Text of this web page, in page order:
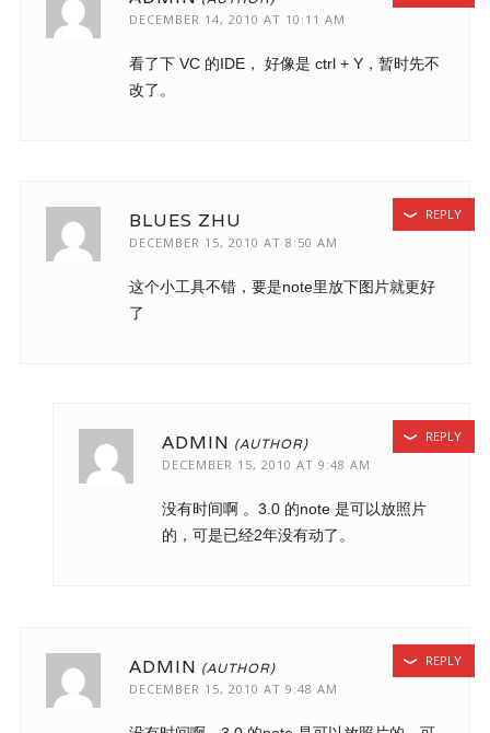
DECEMBER 14, 2010 AT 10:11 AM
看了下 VC 的IDE， 好像是 ctrl + Y，暂时先不
改了。
BLUES ZHU
DECEMBER 15, 2010 AT 8:50 AM
这个小工具不错，要是note里放下图片就更好
了
REPLY
ADMIN
DECEMBER 15, 2010 AT 9:48 AM
没有时间啊 。3.0 的note 是可以放照片
的，可是已经2年没有动了。
REPLY
ADMIN
DECEMBER 15, 2010 AT 9:48 AM
REPLY